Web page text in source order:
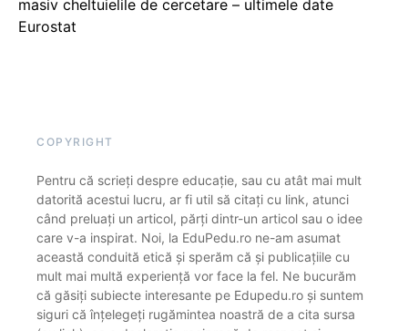
masiv cheltuielile de cercetare – ultimele date
Eurostat
COPYRIGHT
Pentru că scrieți despre educație, sau cu atât mai mult
datorită acestui lucru, ar fi util să citați cu link, atunci
când preluați un articol, părți dintr-un articol sau o idee
care v-a inspirat. Noi, la EduPedu.ro ne-am asumat
această conduită etică și sperăm că și publicațiile cu
mult mai multă experiență vor face la fel. Ne bucurăm
că găsiți subiecte interesante pe Edupedu.ro și suntem
siguri că înțelegeți rugămintea noastră de a cita sursa